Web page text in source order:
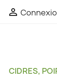

CIDRES,